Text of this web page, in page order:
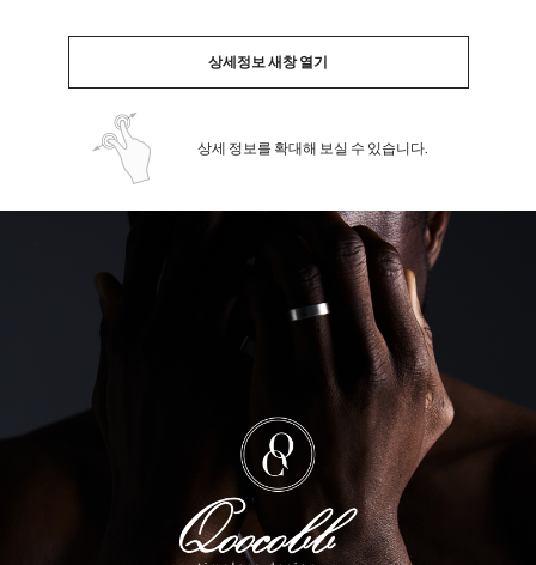
상세정보 새창 열기
상세 정보를 확대해 보실 수 있습니다.